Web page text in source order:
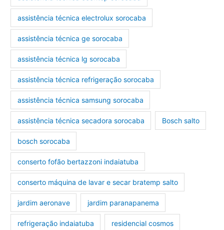
assistência técnica electrolux sorocaba
assistência técnica ge sorocaba
assistência técnica lg sorocaba
assistência técnica refrigeração sorocaba
assistência técnica samsung sorocaba
assistência técnica secadora sorocaba Bosch salto
bosch sorocaba
conserto fofão bertazzoni indaiatuba
conserto máquina de lavar e secar bratemp salto
jardim aeronave jardim paranapanema
refrigeração indaiatuba residencial cosmos